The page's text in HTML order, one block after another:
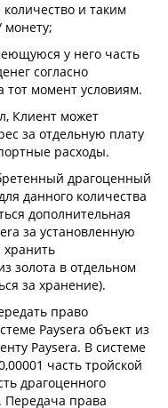
и таким
монету;
у него часть
согласно
момент условиям.
Клиент может
за отдельную плату
расходы.
драгоценный
данного количества
дополнительная
за установленную
хранить
золота в отдельном
за хранение).
право
Paysera объект из
Paysera. В системе
часть тройской
драгоценного
Передача права